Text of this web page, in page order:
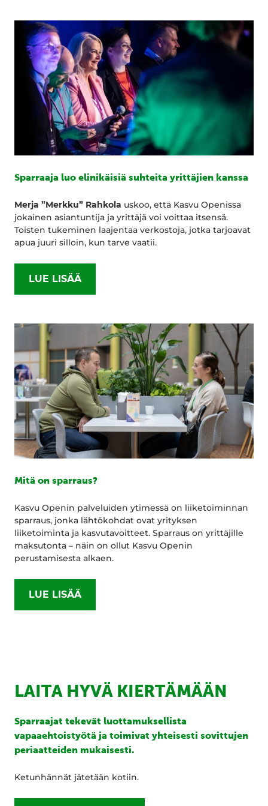
Sparraaja luo elinikäisiä suhteita yrittäjien kanssa
Merja ”Merkku” Rahkola uskoo, että Kasvu Openissa
jokainen asiantuntija ja yrittäjä voi voittaa itsensä.
Toisten tukeminen laajentaa verkostoja, jotka tarjoavat
apua juuri silloin, kun tarve vaatii.
LUE LISÄÄ
Mitä on sparraus?
Kasvu Openin palveluiden ytimessä on liiketoiminnan
sparraus, jonka lähtökohdat ovat yrityksen
liiketoiminta ja kasvutavoitteet. Sparraus on yrittäjille
maksutonta – näin on ollut Kasvu Openin
perustamisesta alkaen.
LUE LISÄÄ
LAITA HYVÄ KIERTÄMÄÄN
Sparraajat tekevät luottamuksellista
vapaaehtoistyötä ja toimivat yhteisesti sovittujen
periaatteiden mukaisesti.
Ketunhännät jätetään kotiin.